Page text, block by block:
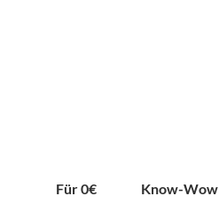
Für 0€ Know-Wow